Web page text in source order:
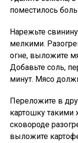
поместилось
Нарежьте
мелкими.
огне, выложите
Добавьте соль,
минут. Мясо
Переложите в
картошку такими
сковороде
выложите